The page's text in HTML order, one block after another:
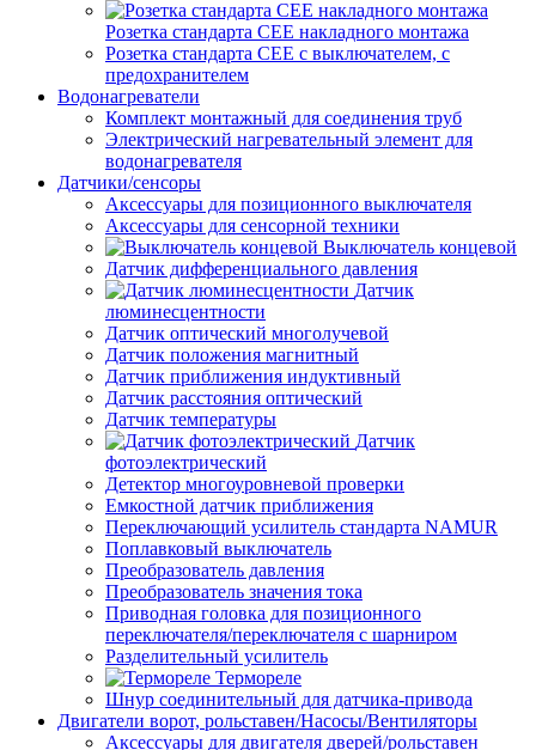
Розетка стандарта СЕЕ накладного монтажа
Розетка стандарта СЕЕ с выключателем, с
предохранителем
Водонагреватели
Комплект монтажный для соединения труб
Электрический нагревательный элемент для
водонагревателя
Датчики/сенсоры
Аксессуары для позиционного выключателя
Аксессуары для сенсорной техники
Выключатель концевой
Датчик дифференциального давления
Датчик
люминесцентности
Датчик оптический многолучевой
Датчик положения магнитный
Датчик приближения индуктивный
Датчик расстояния оптический
Датчик температуры
Датчик
фотоэлектрический
Детектор многоуровневой проверки
Емкостной датчик приближения
Переключающий усилитель стандарта NAMUR
Поплавковый выключатель
Преобразователь давления
Преобразователь значения тока
Приводная головка для позиционного
переключателя/переключателя с шарниром
Разделительный усилитель
Термореле
Шнур соединительный для датчика-привода
Двигатели ворот, рольставен/Насосы/Вентиляторы
Аксессуары для двигателя дверей/рольставен